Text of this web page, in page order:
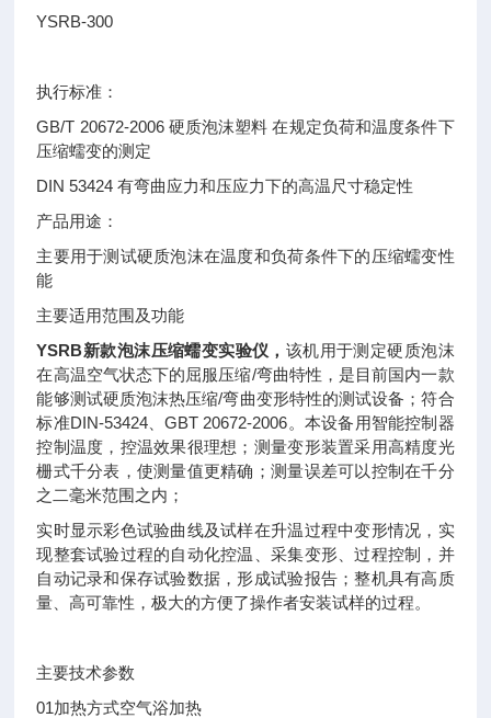
YSRB-300
执行标准：
GB/T 20672-2006 硬质泡沫塑料 在规定负荷和温度条件下
压缩蠕变的测定
DIN 53424 有弯曲应力和压应力下的高温尺寸稳定性
产品用途：
主要用于测试硬质泡沫在温度和负荷条件下的压缩蠕变性
能
主要适用范围及功能
YSRB新款泡沫压缩蠕变实验仪 ， 该机用于测定硬质泡沫
在高温空气状态下的屈服压缩/弯曲特性，是目前国内一款
能够测试硬质泡沫热压缩/弯曲变形特性的测试设备；符合
标准DIN-53424、GBT 20672-2006。本设备用智能控制器
控制温度，控温效果很理想；测量变形装置采用高精度光
栅式千分表，使测量值更精确；测量误差可以控制在千分
之二毫米范围之内；
实时显示彩色试验曲线及试样在升温过程中变形情况，实
现整套试验过程的自动化控温、采集变形、过程控制，并
自动记录和保存试验数据，形成试验报告；整机具有高质
量、高可靠性，极大的方便了操作者安装试样的过程。
主要技术参数
01加热方式空气浴加热